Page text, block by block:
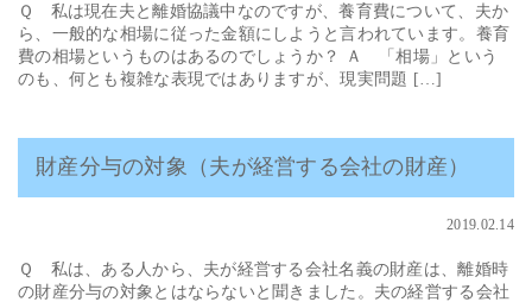
Ｑ 私は現在夫と離婚協議中なのですが、養育費について、夫か
ら、一般的な相場に従った金額にしようと言われています。養育
費の相場というものはあるのでしょうか？ Ａ 「相場」という
のも、何とも複雑な表現ではありますが、現実問題 […]
財産分与の対象（夫が経営する会社の財産）
2019.02.14
Ｑ 私は、ある人から、夫が経営する会社名義の財産は、離婚時
の財産分与の対象とはならないと聞きました。夫の経営する会社